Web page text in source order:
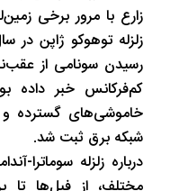
زارع با مرور برخی
رسیدن سونامی از
کم‌فرکانس خبر داده
خاموشی‌های گسترده
شبکه برق ثبت شد.